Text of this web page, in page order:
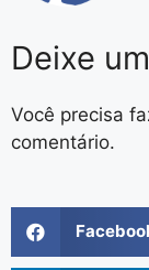
Deixe
Você precisa
comentário.